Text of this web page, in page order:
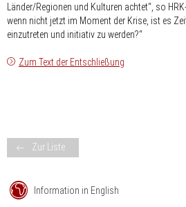
Länder/Regionen und Kulturen achtet“, so
wenn nicht jetzt im Moment der Krise, ist es
einzutreten und initiativ zu werden?“
Zum Text der Entschließung
Zur Liste
Information in English